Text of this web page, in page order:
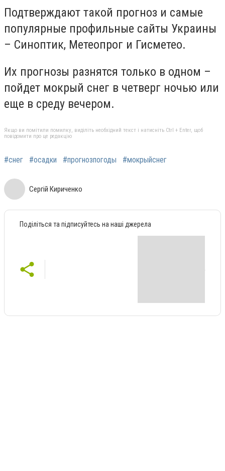
Подтверждают такой прогноз и самые
популярные профильные сайты Украины
– Синоптик, Метеопрог и Гисметео.
Их прогнозы разнятся только в одном –
пойдет мокрый снег в четверг ночью или
еще в среду вечером.
Якщо ви помітили помилку, виділіть необхідний текст і натисніть Ctrl + Enter, щоб
повідомити про це редакцію
#снег #осадки #прогнозпогоды #мокрыйснег
Сергій Кириченко
Поділіться та підписуйтесь на наші джерела